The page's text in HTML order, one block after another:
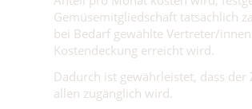
Gemüsemitgliedschaft tatsächlich
bei Bedarf gewählte Vertreter/
Kostendeckung erreicht wird.
Dadurch ist gewährleistet, dass
allen zugänglich wird.